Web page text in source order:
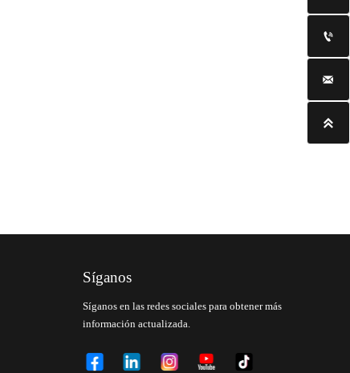
Síganos
Síganos en las redes sociales para obtener más
información actualizada.


